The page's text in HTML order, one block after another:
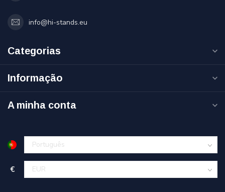
info@hi-stands.eu
Categorias
Informação
A minha conta
€